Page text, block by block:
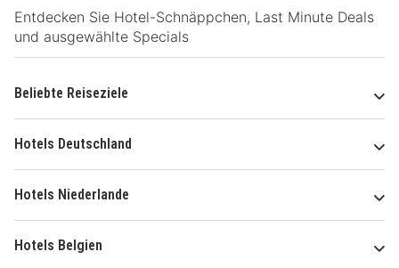
Entdecken Sie Hotel-Schnäppchen, Last Minute Deals
und ausgewählte Specials
Beliebte Reiseziele
Hotels Deutschland
Hotels Niederlande
Hotels Belgien